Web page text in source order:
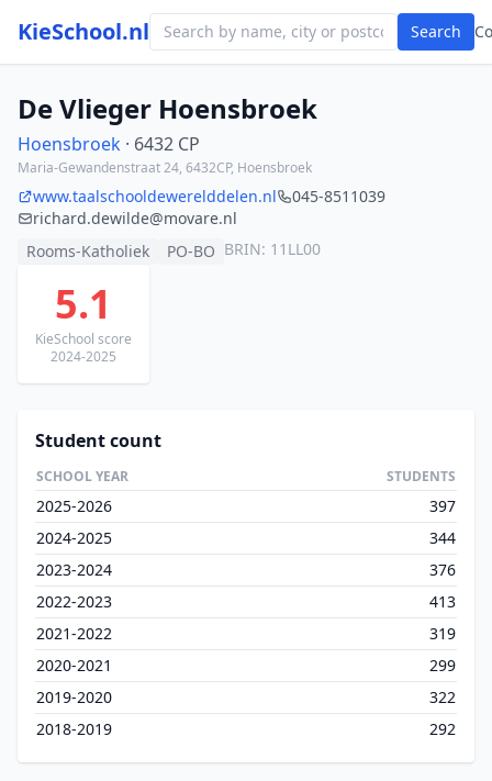
KieSchool.nl Search
De Vlieger Hoensbroek
Hoensbroek · 6432 CP
Maria-Gewandenstraat 24, 6432CP, Hoensbroek
www.taalschooldewerelddelen.nl
045-8511039
richard.dewilde@movare.nl
Rooms-Katholiek
PO-BO BRIN: 11LL00
5.1
KieSchool score
2024-2025
Student count
SCHOOL YEAR STUDENTS
2025-2026
397
2024-2025
344
2023-2024
376
2022-2023
413
2021-2022
319
2020-2021
299
2019-2020
322
2018-2019
292